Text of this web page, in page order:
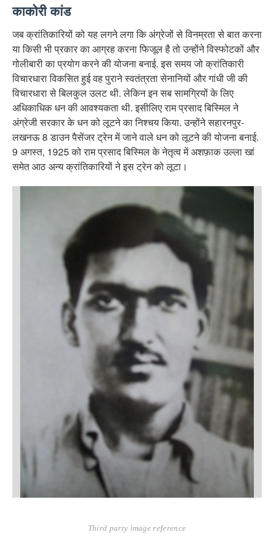
काकोरी कांड
जब क्रांतिकारियों को यह लगने लगा कि अंग्रेजों से विनम्रता से बात करना
या किसी भी प्रकार का आग्रह करना फिजूल है तो उन्होंने विस्फोटकों और
गोलीबारी का प्रयोग करने की योजना बनाई. इस समय जो क्रांतिकारी
विचारधारा विकसित हुई वह पुराने स्वतंत्रता सेनानियों और गांधी जी की
विचारधारा से बिलकुल उलट थी. लेकिन इन सब सामग्रियों के लिए
अधिकाधिक धन की आवश्यकता थी. इसीलिए राम प्रसाद बिस्मिल ने
अंग्रेजी सरकार के धन को लूटने का निश्चय किया. उन्होंने सहारनपुर-
लखनऊ 8 डाउन पैसेंजर ट्रेन में जाने वाले धन को लूटने की योजना बनाई.
9 अगस्त, 1925 को राम प्रसाद बिस्मिल के नेतृत्व में अशफ़ाक उल्ला खां
समेत आठ अन्य क्रांतिकारियों ने इस ट्रेन को लूटा।
Third party image reference